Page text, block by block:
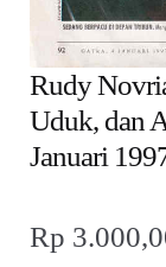
Rudy
Uduk, dan
Januari
Rp